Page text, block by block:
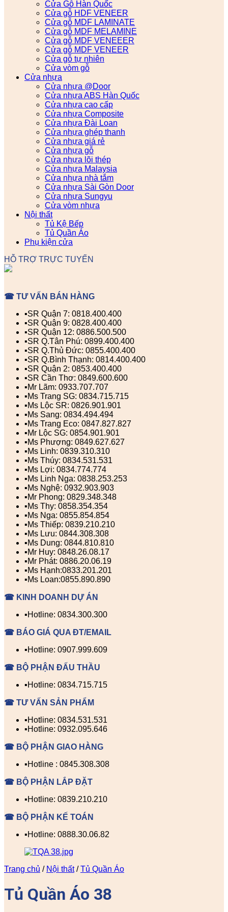
Cửa Gỗ Hàn Quốc
Cửa gỗ HDF VENEER
Cửa gỗ MDF LAMINATE
Cửa gỗ MDF MELAMINE
Cửa gỗ MDF VENEEER
Cửa gỗ MDF VENEER
Cửa gỗ tự nhiên
Cửa vòm gỗ
Cửa nhựa
Cửa nhựa @Door
Cửa nhựa ABS Hàn Quốc
Cửa nhựa cao cấp
Cửa nhựa Composite
Cửa nhựa Đài Loan
Cửa nhựa ghép thanh
Cửa nhựa giá rẻ
Cửa nhựa gỗ
Cửa nhựa lõi thép
Cửa nhựa Malaysia
Cửa nhựa nhà tắm
Cửa nhựa Sài Gòn Door
Cửa nhựa Sungyu
Cửa vòm nhựa
Nội thất
Tủ Kệ Bếp
Tủ Quần Áo
Phụ kiện cửa
HỖ TRỢ TRỰC TUYẾN
☎ TƯ VẤN BÁN HÀNG
▪️SR Quận 7: 0818.400.400
▪️SR Quận 9: 0828.400.400
▪️SR Quận 12: 0886.500.500
▪️SR Q.Tân Phú: 0899.400.400
▪️SR Q.Thủ Đức: 0855.400.400
▪️SR Q.Bình Thạnh: 0814.400.400
▪️SR Quận 2: 0853.400.400
▪️SR Cần Thơ: 0849.600.600
▪️Mr Lãm: 0933.707.707
▪️Ms Trang SG: 0834.715.715
▪️Ms Lộc SR: 0826.901.901
▪️Ms Sang: 0834.494.494
▪️Ms Trang Eco: 0847.827.827
▪️Mr Lộc SG: 0854.901.901
▪️Ms Phượng: 0849.627.627
▪️Ms Linh: 0839.310.310
▪️Ms Thúy: 0834.531.531
▪️Ms Lợi: 0834.774.774
▪️Ms Linh Nga: 0838.253.253
▪️Ms Nghệ: 0932.903.903
▪️Mr Phong: 0829.348.348
▪️Ms Thy: 0858.354.354
▪️Ms Nga: 0855.854.854
▪️Ms Thiếp: 0839.210.210
▪️Ms Lưu: 0844.308.308
▪️Ms Dung: 0844.810.810
▪️Mr Huy: 0848.26.08.17
▪️Mr Phát: 0886.20.06.19
▪️Ms Hạnh:0833.201.201
▪️Ms Loan:0855.890.890
☎ KINH DOANH DỰ ÁN
▪️Hotline: 0834.300.300
☎ BÁO GIÁ QUA ĐT/EMAIL
▪️Hotline: 0907.999.609
☎ BỘ PHẬN ĐẤU THẦU
▪️Hotline: 0834.715.715
☎ TƯ VẤN SẢN PHẨM
▪️Hotline: 0834.531.531
▪️Hotline: 0932.095.646
☎ BỘ PHẬN GIAO HÀNG
▪️Hotline : 0845.308.308
☎ BỘ PHẬN LẮP ĐẶT
▪️Hotline: 0839.210.210
☎ BỘ PHẬN KẾ TOÁN
▪️Hotline: 0888.30.06.82
Trang chủ / Nội thất / Tủ Quần Áo
Tủ Quần Áo 38